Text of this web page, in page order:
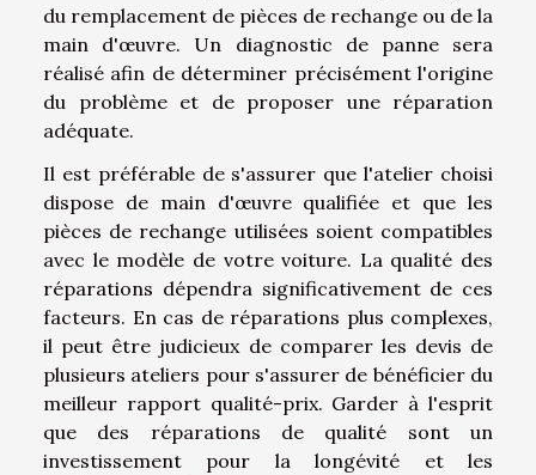
du remplacement de pièces de rechange ou de la
main d'œuvre. Un diagnostic de panne sera
réalisé afin de déterminer précisément l'origine
du problème et de proposer une réparation
adéquate.
Il est préférable de s'assurer que l'atelier choisi
dispose de main d'œuvre qualifiée et que les
pièces de rechange utilisées soient compatibles
avec le modèle de votre voiture. La qualité des
réparations dépendra significativement de ces
facteurs. En cas de réparations plus complexes,
il peut être judicieux de comparer les devis de
plusieurs ateliers pour s'assurer de bénéficier du
meilleur rapport qualité-prix. Garder à l'esprit
que des réparations de qualité sont un
investissement pour la longévité et les